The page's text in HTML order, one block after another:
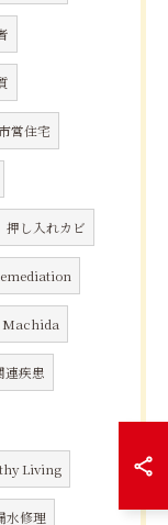
営住宅
押し入れカビ
Machida
連疾患
Living
水修理